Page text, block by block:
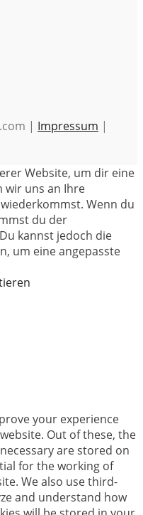
| Impressum |
Website, um dir eine
wir uns an Ihre
Wenn du
du der
kannst jedoch die
um eine angepasste
your experience
Out of these, the
are stored on
for the working of
We also use third-
and understand how